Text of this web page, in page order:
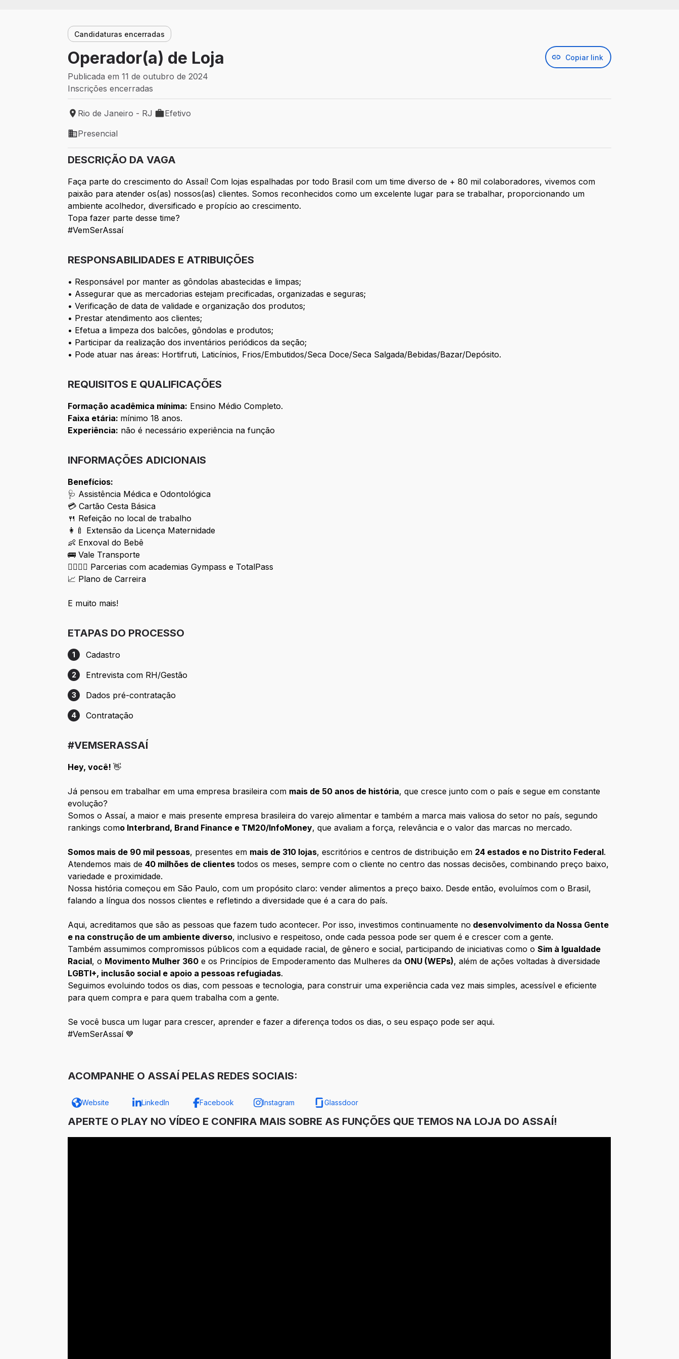
Candidaturas encerradas
Operador(a) de Loja Copiar link
Publicada em 11 de outubro de 2024
Inscrições encerradas
Local de trabalho: Rio de Janeiro - RJ
Rio de Janeiro - RJ
Tipo de vaga: Efetivo
Efetivo
Modelo de trabalho: Presencial
Presencial
DESCRIÇÃO DA VAGA
Faça parte do crescimento do Assaí! Com lojas espalhadas por todo Brasil com um time diverso de + 80 mil colaboradores, vivemos com
paixão para atender os(as) nossos(as) clientes. Somos reconhecidos como um excelente lugar para se trabalhar, proporcionando um
ambiente acolhedor, diversificado e propício ao crescimento.
Topa fazer parte desse time?
#VemSerAssaí
RESPONSABILIDADES E ATRIBUIÇÕES
• Responsável por manter as gôndolas abastecidas e limpas;
• Assegurar que as mercadorias estejam precificadas, organizadas e seguras;
• Verificação de data de validade e organização dos produtos;
• Prestar atendimento aos clientes;
• Efetua a limpeza dos balcões, gôndolas e produtos;
• Participar da realização dos inventários periódicos da seção;
• Pode atuar nas áreas: Hortifruti, Laticínios, Frios/Embutidos/Seca Doce/Seca Salgada/Bebidas/Bazar/Depósito.
REQUISITOS E QUALIFICAÇÕES
Formação acadêmica mínima: Ensino Médio Completo.
Faixa etária: mínimo 18 anos.
Experiência: não é necessário experiência na função
INFORMAÇÕES ADICIONAIS
Benefícios:
🩺 Assistência Médica e Odontológica
💳 Cartão Cesta Básica
🍴 Refeição no local de trabalho
👩‍🍼 Extensão da Licença Maternidade
👶 Enxoval do Bebê
🚌 Vale Transporte
🏋️‍♀️🏋️‍♂️ Parcerias com academias Gympass e TotalPass
📈 Plano de Carreira
E muito mais!
ETAPAS DO PROCESSO
Etapa 1: Cadastro
1 Cadastro
Etapa 2: Entrevista com RH/Gestão
2 Entrevista com RH/Gestão
Etapa 3: Dados pré-contratação
3 Dados pré-contratação
Etapa 4: Contratação
4 Contratação
#VEMSERASSAÍ
Hey, você!👋
Já pensou em trabalhar em uma empresa brasileira com mais de 50 anos de história, que cresce junto com o país e segue em constante
evolução?
Somos o Assaí, a maior e mais presente empresa brasileira do varejo alimentar e também a marca mais valiosa do setor no país, segundo
rankings como Interbrand, Brand Finance e TM20/InfoMoney, que avaliam a força, relevância e o valor das marcas no mercado.
Somos mais de 90 mil pessoas, presentes em mais de 310 lojas, escritórios e centros de distribuição em 24 estados e no Distrito Federal.
Atendemos mais de40 milhões de clientestodos os meses, sempre com o cliente no centro das nossas decisões, combinando preço baixo,
variedade e proximidade.
Nossa história começou em São Paulo, com um propósito claro: vender alimentos a preço baixo. Desde então, evoluímos com o Brasil,
falando a língua dos nossos clientes e refletindo a diversidade que é a cara do país.
Aqui, acreditamos que são as pessoas que fazem tudo acontecer. Por isso, investimos continuamente no desenvolvimento da Nossa Gente
e na construção de um ambiente diverso, inclusivo e respeitoso, onde cada pessoa pode ser quem é e crescer com a gente.
Também assumimos compromissos públicos com a equidade racial, de gênero e social, participando de iniciativas como oSim à Igualdade
Racial, o Movimento Mulher 360 e os Princípios de Empoderamento das Mulheres da ONU (WEPs), além de ações voltadas à diversidade
LGBTI+, inclusão social e apoio a pessoas refugiadas.
Seguimos evoluindo todos os dias, com pessoas e tecnologia, para construir uma experiência cada vez mais simples, acessível e eficiente
para quem compra e para quem trabalha com a gente.
Se você busca um lugar para crescer, aprender e fazer a diferença todos os dias, o seu espaço pode ser aqui.
#VemSerAssaí 💙
ACOMPANHE O ASSAÍ PELAS REDES SOCIAIS:
Website LinkedIn Facebook Instagram Glassdoor
APERTE O PLAY NO VÍDEO E CONFIRA MAIS SOBRE AS FUNÇÕES QUE TEMOS NA LOJA DO ASSAÍ!